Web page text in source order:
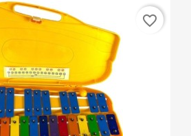
favorite_border